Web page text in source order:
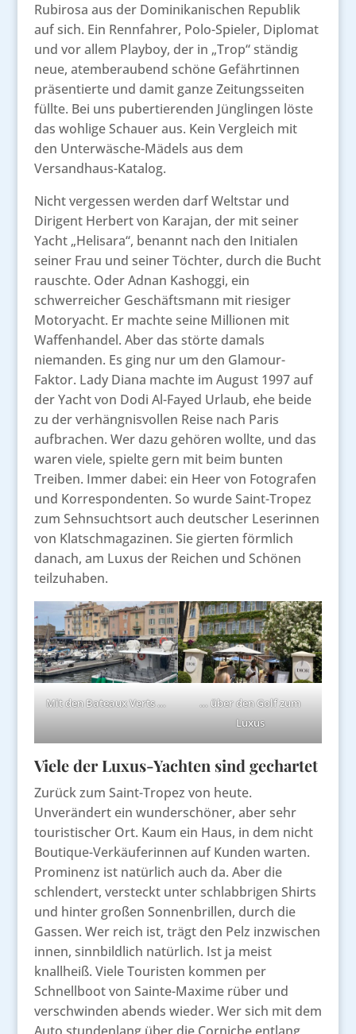
Rubirosa aus der Dominikanischen Republik
auf sich. Ein Rennfahrer, Polo-Spieler, Diplomat
und vor allem Playboy, der in „Trop“ ständig
neue, atemberaubend schöne Gefährtinnen
präsentierte und damit ganze Zeitungsseiten
füllte. Bei uns pubertierenden Jünglingen löste
das wohlige Schauer aus. Kein Vergleich mit
den Unterwäsche-Mädels aus dem
Versandhaus-Katalog.
Nicht vergessen werden darf Weltstar und
Dirigent Herbert von Karajan, der mit seiner
Yacht „Helisara“, benannt nach den Initialen
seiner Frau und seiner Töchter, durch die Bucht
rauschte. Oder Adnan Kashoggi, ein
schwerreicher Geschäftsmann mit riesiger
Motoryacht. Er machte seine Millionen mit
Waffenhandel. Aber das störte damals
niemanden. Es ging nur um den Glamour-
Faktor. Lady Diana machte im August 1997 auf
der Yacht von Dodi Al-Fayed Urlaub, ehe beide
zu der verhängnisvollen Reise nach Paris
aufbrachen. Wer dazu gehören wollte, und das
waren viele, spielte gern mit beim bunten
Treiben. Immer dabei: ein Heer von Fotografen
und Korrespondenten. So wurde Saint-Tropez
zum Sehnsuchtsort auch deutscher Leserinnen
von Klatschmagazinen. Sie gierten förmlich
danach, am Luxus der Reichen und Schönen
teilzuhaben.
Mit den Bateaux Verts …
… über den Golf zum
Luxus
Viele der Luxus-Yachten sind gechartet
Zurück zum Saint-Tropez von heute.
Unverändert ein wunderschöner, aber sehr
touristischer Ort. Kaum ein Haus, in dem nicht
Boutique-Verkäuferinnen auf Kunden warten.
Prominenz ist natürlich auch da. Aber die
schlendert, versteckt unter schlabbrigen Shirts
und hinter großen Sonnenbrillen, durch die
Gassen. Wer reich ist, trägt den Pelz inzwischen
innen, sinnbildlich natürlich. Ist ja meist
knallheiß. Viele Touristen kommen per
Schnellboot von Sainte-Maxime rüber und
verschwinden abends wieder. Wer sich mit dem
Auto stundenlang über die Corniche entlang